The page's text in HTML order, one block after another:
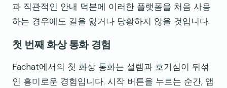
과 직관적인 안내 덕분에 이러한 플랫폼을 처음 사용
하는 경우에도 길을 잃거나 당황하지 않을 것입니다.
첫 번째 화상 통화 경험
Fachat에서의 첫 화상 통화는 설렘과 호기심이 뒤섞
인 흥미로운 경험입니다. 시작 버튼을 누르는 순간, 앱